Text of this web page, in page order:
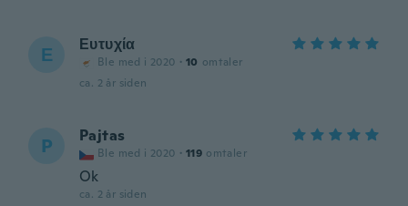
Ε Ευτυχία
Ble med i 2020 · 10 omtaler
ca. 2 år siden
P Pajtas
Ble med i 2020 · 119 omtaler
Ok
ca. 2 år siden